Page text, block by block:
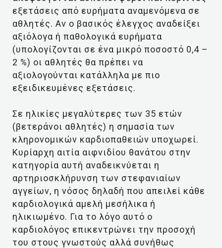
εξετάσεις από ευρήματα αναμενόμενα σε
αθλητές. Αν ο βασικός έλεγχος αναδείξει
αξιόλογα ή παθολογικά ευρήματα
(υπολογίζονται σε ένα μικρό ποσοστό 0,4 –
2 %) οι αθλητές θα πρέπει να
αξιολογούνται κατάλληλα με πιο
εξειδικευμένες εξετάσεις.
Σε ηλικίες μεγαλύτερες των 35 ετών
(βετεράνοι αθλητές) η σημασία των
κληρονομικών καρδιοπαθειών υποχωρεί.
Κυρίαρχη αιτία αιφνιδίου θανάτου στην
κατηγορία αυτή αναδεικνύεται η
αρτηριοσκλήρυνση των στεφανιαίων
αγγείων, η νόσος δηλαδή που απειλεί κάθε
καρδιολογικά αμελή μεσήλικα ή
ηλικιωμένο. Για το λόγο αυτό ο
καρδιολόγος επικεντρώνει την προσοχή
του στους γνωστούς αλλά συνήθως